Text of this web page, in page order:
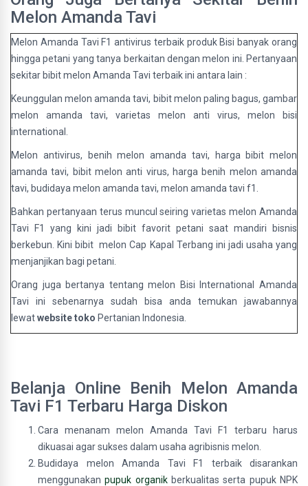
Melon Amanda Tavi
Melon Amanda Tavi F1 antivirus terbaik produk Bisi banyak orang
hingga petani yang tanya berkaitan dengan melon ini. Pertanyaan
sekitar bibit melon Amanda Tavi terbaik ini antara lain :
Keunggulan melon amanda tavi, bibit melon paling bagus, gambar
melon amanda tavi, varietas melon anti virus, melon bisi
international.
Melon antivirus, benih melon amanda tavi, harga bibit melon
amanda tavi, bibit melon anti virus, harga benih melon amanda
tavi, budidaya melon amanda tavi, melon amanda tavi f1.
Bahkan pertanyaan terus muncul seiring varietas melon Amanda
Tavi F1 yang kini jadi bibit favorit petani saat mandiri bisnis
berkebun. Kini bibit melon Cap Kapal Terbang ini jadi usaha yang
menjanjikan bagi petani.
Orang juga bertanya tentang melon Bisi International Amanda
Tavi ini sebenarnya sudah bisa anda temukan jawabannya
lewatwebsite toko Pertanian Indonesia.
Belanja Online Benih Melon Amanda
Tavi F1 Terbaru Harga Diskon
Cara menanam melon Amanda Tavi F1 terbaru harus
dikuasai agar sukses dalam usaha agribisnis melon.
Budidaya melon Amanda Tavi F1 terbaik disarankan
menggunakanpupuk organikberkualitas serta pupuk NPK